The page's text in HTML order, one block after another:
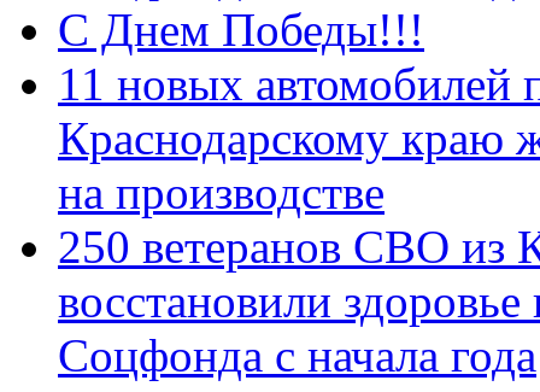
С Днем Победы!!!
11 новых автомобилей
Краснодарскому краю
на производстве
250 ветеранов СВО из
восстановили
Соцфонда с начала года